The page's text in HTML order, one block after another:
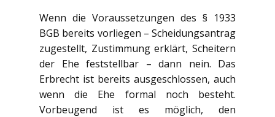
Wenn die Voraussetzungen des § 1933
BGB bereits vorliegen – Scheidungsantrag
zugestellt, Zustimmung erklärt, Scheitern
der Ehe feststellbar – dann nein. Das
Erbrecht ist bereits ausgeschlossen, auch
wenn die Ehe formal noch besteht.
Vorbeugend ist es möglich, den